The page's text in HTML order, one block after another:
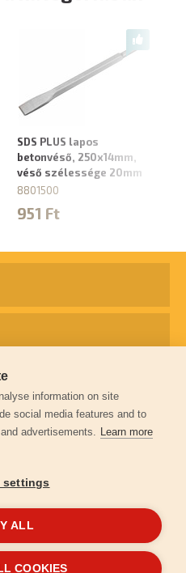
SDS PLUS lapos
betonvéső, 250x14mm,
véső szélessége 20mm
8801500
951 Ft
jog fenntartva
information on site
social media features and to
advertisements. Learn more
settings
ALL
COOKIES